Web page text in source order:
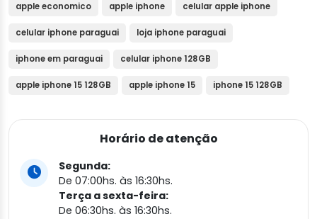
apple economico apple iphone celular apple iphone
celular iphone paraguai loja iphone paraguai
iphone em paraguai celular iphone 128GB
apple iphone 15 128GB apple iphone 15 iphone 15 128GB
Horário de atenção
Segunda:
De 07:00hs. às 16:30hs.
Terça a sexta-feira:
De 06:30hs. às 16:30hs.